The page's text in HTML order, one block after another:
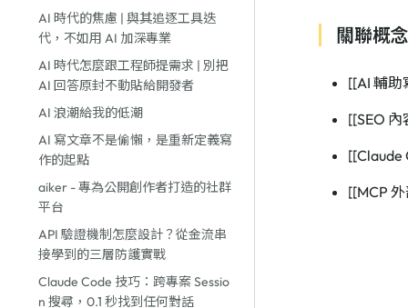
AI 時代的焦慮 | 與其追逐工具迭
代，不如用 AI 加深專業
AI 時代怎麼跟工程師提需求 | 別把
AI 回答原封不動貼給開發者
AI 浪潮給我的低潮
AI 寫文章不是偷懶，是重新定義寫
作的起點
aiker - 專為公開創作者打造的社群
平台
API 驗證機制怎麼設計？從金流串
接學到的三層防護實戰
Claude Code 技巧：跨專案 Sessio
n 搜尋，0.1 秒找到任何對話
關聯概念
[[AI 輔助
[[SEO
[[Claude
[[MCP